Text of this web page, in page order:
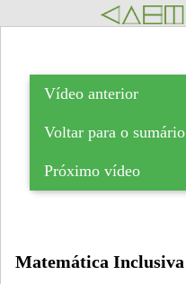
Vídeo anterior
Voltar para o sumário
Próximo vídeo
Matemática Inclusiva